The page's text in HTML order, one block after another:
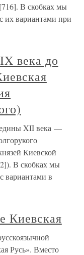
В скобках мы
их вариантами при
века до
XII века —
Киевской
В скобках мы
вариантами в
Киевская
Русь». Вместо